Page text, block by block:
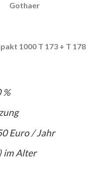
Gothaer
1000 T 173 + T 178
Euro / Jahr
im Alter